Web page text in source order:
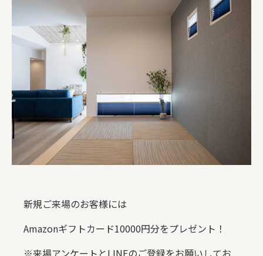
新規ご来場のお客様には
Amazonギフトカード10000円分をプレゼント！
※来場アンケートとLINEのご登録をお願いしてお